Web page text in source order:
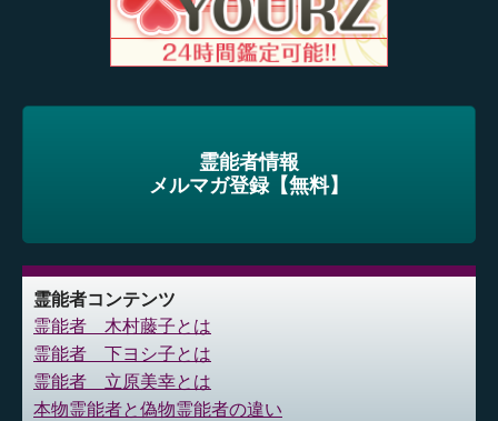
霊能者情報
メルマガ登録【無料】
霊能者コンテンツ
霊能者 木村藤子とは
霊能者 下ヨシ子とは
霊能者 立原美幸とは
本物霊能者と偽物霊能者の違い